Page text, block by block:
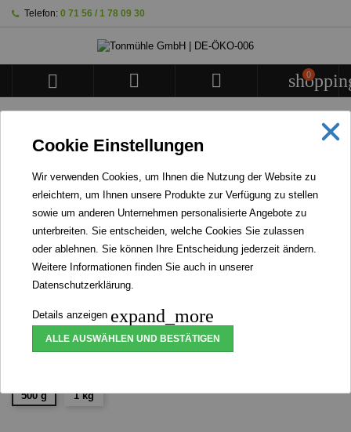
Telefon: 0 71 56 / 1 78 09 30
   0
WIR STELLEN KEINERLEI INSEKTENPRODUKTE
HER NOCH VERARBEITEN WIR WELCHE.
Bio Grünkern
Artikel-Nr. 150010 Marke Tonmühle
500 g
1 kg
Cookie Einstellungen
Wir verwenden Cookies, um Ihnen die Nutzung der Website zu
erleichtern, um Ihnen unsere Produkte zur Verfügung zu stellen
sowie um anderen Unternehmen personalisierte Angebote zu
unterbreiten. Sie entscheiden, welche Cookies Sie zulassen
oder ablehnen. Sie können Ihre Entscheidung jederzeit ändern.
Weitere Informationen finden Sie auch in unserer
Datenschutzerklärung.
Details anzeigen expand_more
ALLE AUSWÄHLEN UND BESTÄTIGEN